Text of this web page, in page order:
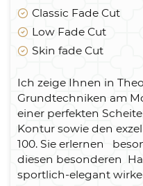
Classic Fade Cut
Low Fade Cut
Skin fade Cut
Ich zeige Ihnen in
Grundtechniken am
einer perfekten
Kontur sowie den
100. Sie erlernen
diesen besonderen
sportlich-elegant